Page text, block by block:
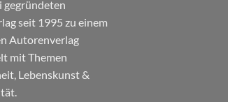
gegründeten
seit 1995 zu einem
Autorenverlag
mit Themen
, Lebenskunst&
.